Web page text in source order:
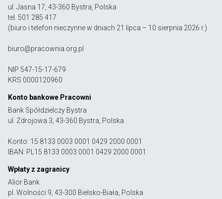
ul. Jasna 17, 43-360 Bystra, Polska
tel. 501 285 417
(biuro i telefon nieczynne w dniach 21 lipca – 10 sierpnia 2026 r.)
biuro@pracownia.org.pl
NIP 547-15-17-679
KRS 0000120960
Konto bankowe Pracowni
Bank Spółdzielczy Bystra
ul. Zdrojowa 3, 43-360 Bystra, Polska
Konto: 15 8133 0003 0001 0429 2000 0001
IBAN: PL15 8133 0003 0001 0429 2000 0001
Wpłaty z zagranicy
Alior Bank
pl. Wolności 9, 43-300 Bielsko-Biała, Polska